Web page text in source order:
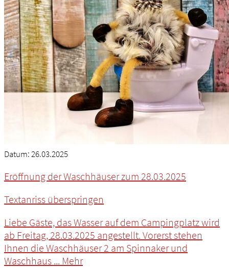
Datum:26.03.2025
Eröffnung der Waschhäuser zum 28.03.2025
Textanriss überspringen
Liebe Gäste, das Wasser auf dem Campingplatz wird
ab Freitag, 28.03.2025 angestellt. Vorerst stehen
Ihnen die Waschhäuser 2 am Spinnaker und
Waschhaus ... Mehr